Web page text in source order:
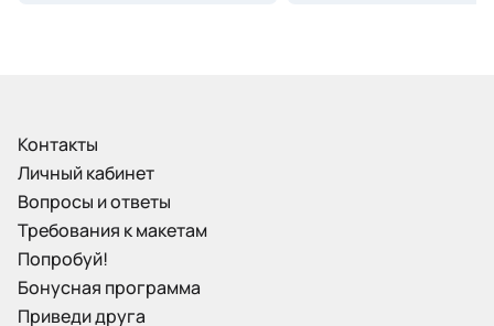
Контакты
Личный кабинет
Вопросы и ответы
Требования к макетам
Попробуй!
Бонусная программа
Приведи друга